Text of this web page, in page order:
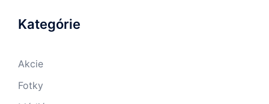
Kategórie
Akcie
Fotky